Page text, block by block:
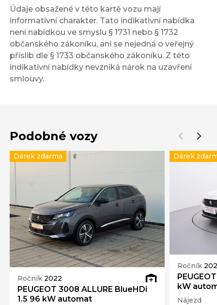
Údaje obsažené v této kartě vozu mají
informativní charakter. Tato indikativní nabídka
není nabídkou ve smyslu § 1731 nebo § 1732
občanského zákoníku, ani se nejedná o veřejný
příslib dle § 1733 občanského zákoníku. Z této
indikativní nabídky nevzniká nárok na uzavření
smlouvy.
Podobné vozy
Ročník 2022
PEUGEOT 3008 ALLURE BlueHDi
1.5 96 kW automat
Dárek zdarma
Ročník
kW
Nájezd
Dárek